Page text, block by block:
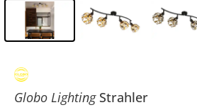
Globo Lighting Strahler